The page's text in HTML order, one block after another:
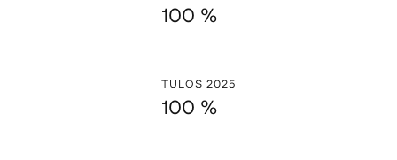
100 %
TULOS 2025
100 %